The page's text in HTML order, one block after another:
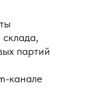
зарядка 3в1.
устройство +
Type C.